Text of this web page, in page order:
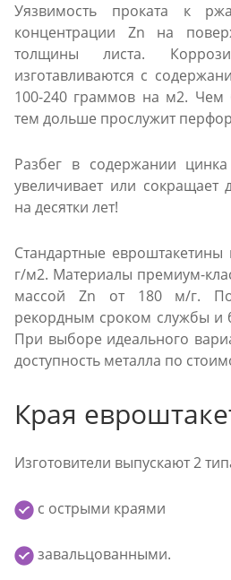
Уязвимость проката к
концентрации Zn на
толщины листа.
изготавливаются с
100-240 граммов на м2. Чем
тем дольше прослужит
Разбег в содержании
увеличивает или сокращает
на десятки лет!
Стандартные
г/м2. Материалы премиум-
массой Zn от 180 м/г.
рекордным сроком службы и
При выборе идеального
доступность металла по
Края
Изготовители выпускают 2
с острыми краями
завальцованными.